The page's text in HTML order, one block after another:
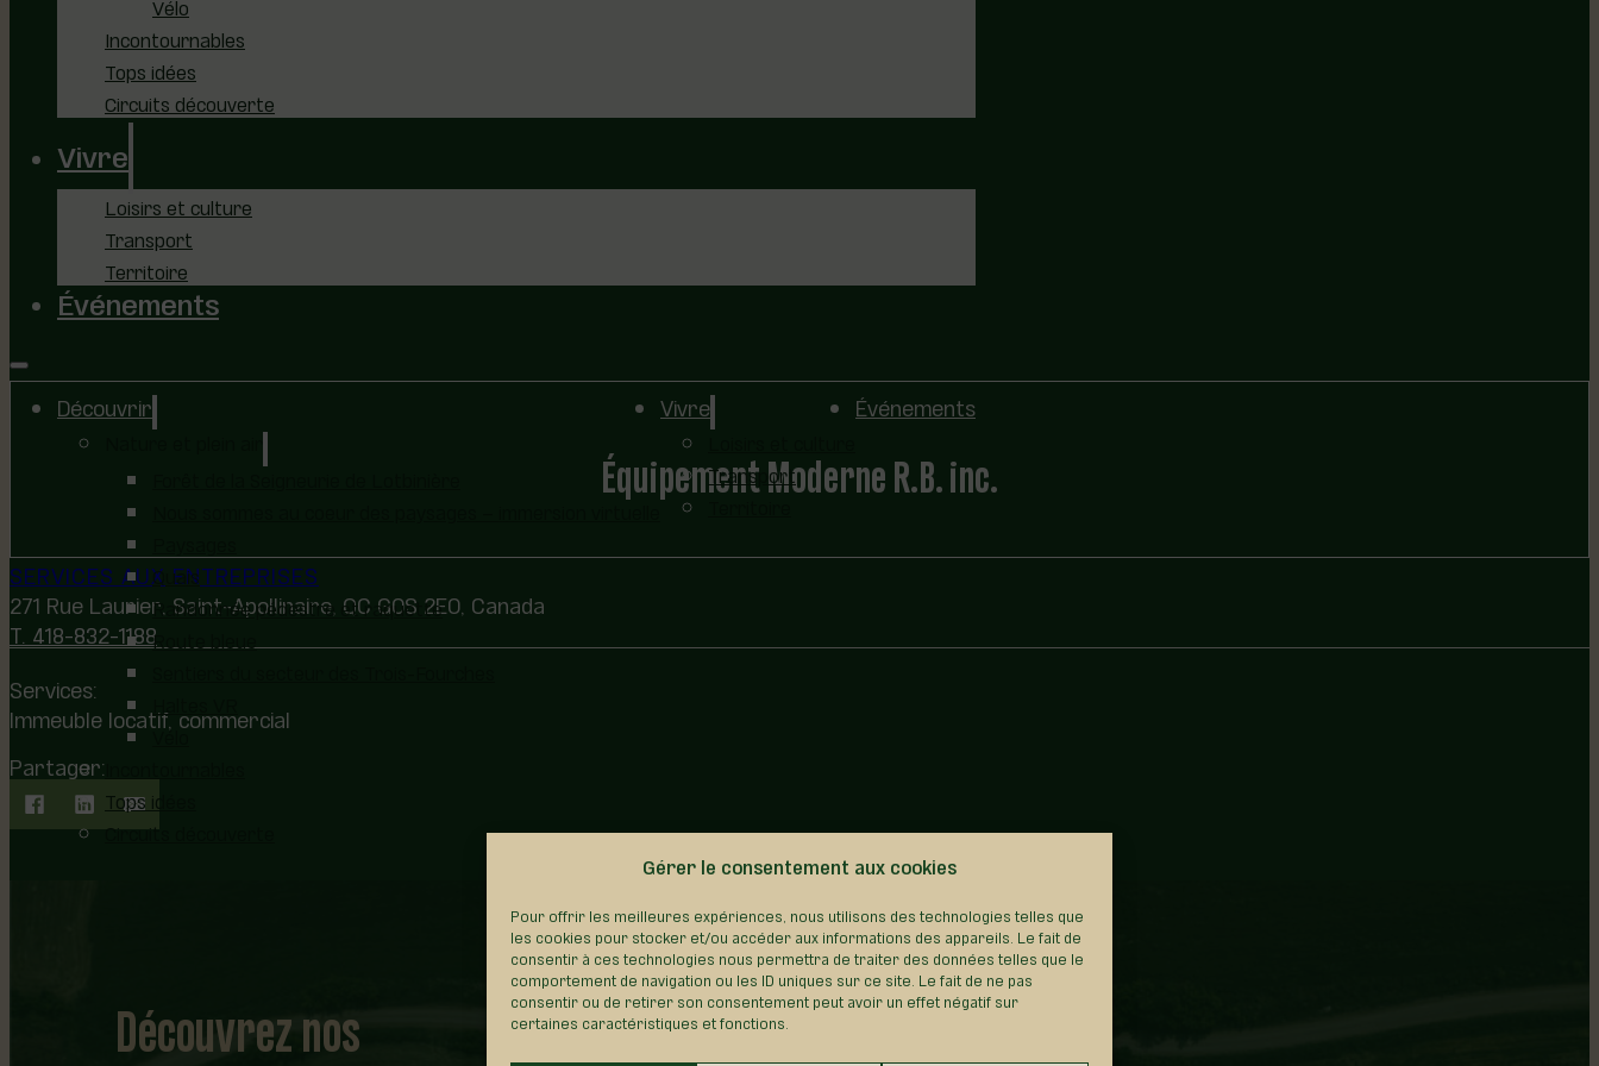
Gérer le consentement aux cookies
Pour offrir les meilleures expériences, nous utilisons des technologies telles que
les cookies pour stocker et/ou accéder aux informations des appareils. Le fait de
consentir à ces technologies nous permettra de traiter des données telles que le
comportement de navigation ou les ID uniques sur ce site. Le fait de ne pas
consentir ou de retirer son consentement peut avoir un effet négatif sur
certaines caractéristiques et fonctions.
Vélo
Incontournables
Tops idées
Circuits découverte
Vivre
Loisirs et culture
Transport
Territoire
Événements
Découvrir
Quais
Randonnée pédestre et raquette
Route bleue
Vélo
Tops idées
Circuits découverte
Vivre
Transport
Événements
Équipement Moderne R.B. inc.
SERVICES AUX ENTREPRISES
271 Rue Laurier, Saint-Apollinaire, QC G0S 2E0, Canada
T. 418-832-1188
Services:
Immeuble locatif, commercial
Partager:
Découvrez nos